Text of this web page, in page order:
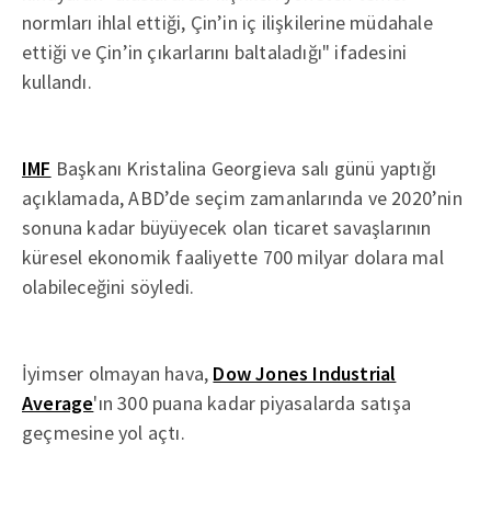
normları ihlal ettiği, Çin’in iç ilişkilerine müdahale
ettiği ve Çin’in çıkarlarını baltaladığı" ifadesini
kullandı.
IMF Başkanı Kristalina Georgieva salı günü yaptığı
açıklamada, ABD’de seçim zamanlarında ve 2020’nin
sonuna kadar büyüyecek olan ticaret savaşlarının
küresel ekonomik faaliyette 700 milyar dolara mal
olabileceğini söyledi.
İyimser olmayan hava, Dow Jones Industrial
Average'ın 300 puana kadar piyasalarda satışa
geçmesine yol açtı.